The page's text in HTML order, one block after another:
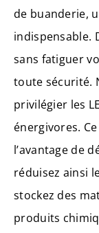
de buanderie,
indispensable.
sans fatiguer
toute sécurité.
privilégier les
énergivores.
l’avantage de
réduisez ainsi
stockez des
produits